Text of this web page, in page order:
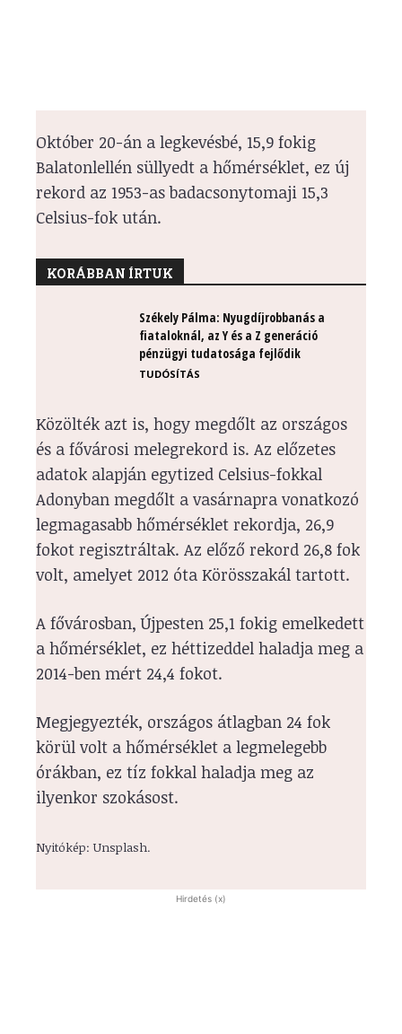
Október 20-án a legkevésbé, 15,9 fokig
Balatonlellén süllyedt a hőmérséklet, ez új
rekord az 1953-as badacsonytomaji 15,3
Celsius-fok után.
KORÁBBAN ÍRTUK
Székely Pálma: Nyugdíjrobbanás a
fiataloknál, az Y és a Z generáció
pénzügyi tudatosága fejlődik
TUDÓSÍTÁS
Közölték azt is, hogy megdőlt az országos
és a fővárosi melegrekord is. Az előzetes
adatok alapján egytized Celsius-fokkal
Adonyban megdőlt a vasárnapra vonatkozó
legmagasabb hőmérséklet rekordja, 26,9
fokot regisztráltak. Az előző rekord 26,8 fok
volt, amelyet 2012 óta Körösszakál tartott.
A fővárosban, Újpesten 25,1 fokig emelkedett
a hőmérséklet, ez héttizeddel haladja meg a
2014-ben mért 24,4 fokot.
Megjegyezték, országos átlagban 24 fok
körül volt a hőmérséklet a legmelegebb
órákban, ez tíz fokkal haladja meg az
ilyenkor szokásost.
Nyitókép: Unsplash.
Hirdetés (x)